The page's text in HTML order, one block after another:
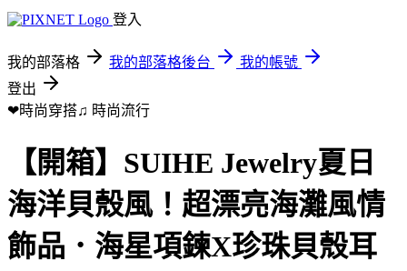
登入
我的部落格 我的部落格後台
我的帳號
登出
❤時尚穿搭♫ 時尚流行
【開箱】SUIHE Jewelry夏日
海洋貝殼風！超漂亮海灘風情
飾品．海星項鍊X珍珠貝殼耳